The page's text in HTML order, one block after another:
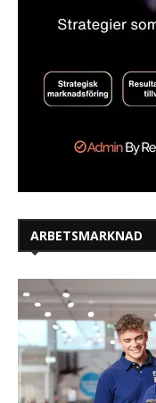
ARBETSMARKNAD